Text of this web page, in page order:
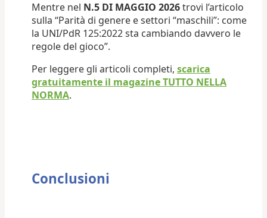
Mentre nel N.5 DI MAGGIO 2026trovi l’articolo
sulla “Parità di genere e settori “maschili”: come
la UNI/PdR 125:2022 sta cambiando davvero le
regole del gioco”.
Per leggere gli articoli completi, scarica
gratuitamente il magazine TUTTO NELLA
NORMA.
Conclusioni